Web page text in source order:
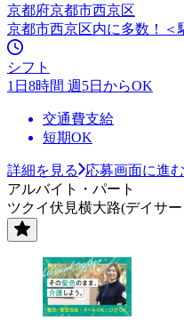
京都府京都市西京区
京都市西京区内に多数！＜
シフト
1日8時間 週5日からOK
交通費支給
短期OK
詳細を見る
応募画面に進む
アルバイト・パート
ツクイ伏見横大路(デイサ